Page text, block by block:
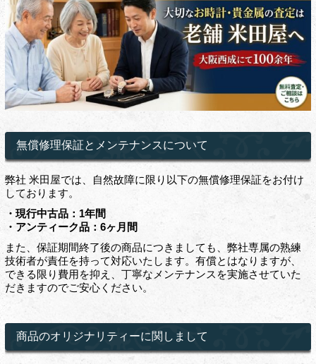
無償修理保証とメンテナンスについて
弊社 米田屋では、自然故障に限り以下の無償修理保証をお付け
しております。
・現行中古品：1年間
・アンティーク品：6ヶ月間
また、保証期間終了後の商品につきましても、弊社専属の熟練
技術者が責任を持って対応いたします。有償とはなりますが、
できる限り費用を抑え、丁寧なメンテナンスを実施させていた
だきますのでご安心ください。
商品のオリジナリティーに関しまして